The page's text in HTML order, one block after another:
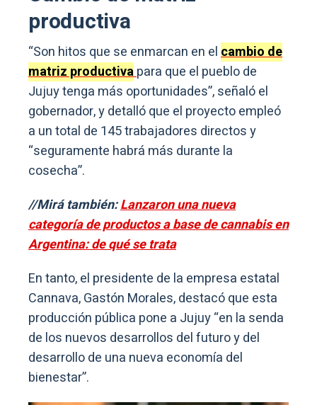
productiva
“Son hitos que se enmarcan en elcambio de
matriz productivapara que el pueblo de
Jujuy tenga más oportunidades”, señaló el
gobernador, y detalló que el proyecto empleó
a un total de 145 trabajadores directos y
“seguramente habrá más durante la
cosecha”.
//Mirá también:Lanzaron una nueva
categoría de productos a base de cannabis en
Argentina: de qué se trata
En tanto, el presidente de la empresa estatal
Cannava, Gastón Morales, destacó que esta
producción pública pone a Jujuy “en la senda
de los nuevos desarrollos del futuro y del
desarrollo de una nueva economía del
bienestar”.